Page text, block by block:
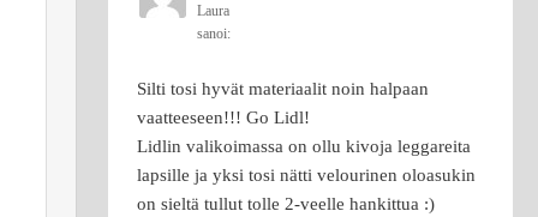
Laura
sanoi:
Silti tosi hyvät materiaalit noin halpaan
vaatteeseen!!! Go Lidl!
Lidlin valikoimassa on ollu kivoja leggareita
lapsille ja yksi tosi nätti velourinen oloasukin
on sieltä tullut tolle 2-veelle hankittua :)